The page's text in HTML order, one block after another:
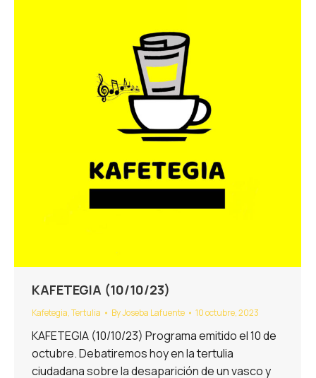
KAFETEGIA (10/10/23)
Kafetegia,Tertulia ByJoseba Lafuente 10 octubre, 2023
KAFETEGIA (10/10/23) Programa emitido el 10 de
octubre. Debatiremos hoy en la tertulia
ciudadana sobre la desaparición de un vasco y